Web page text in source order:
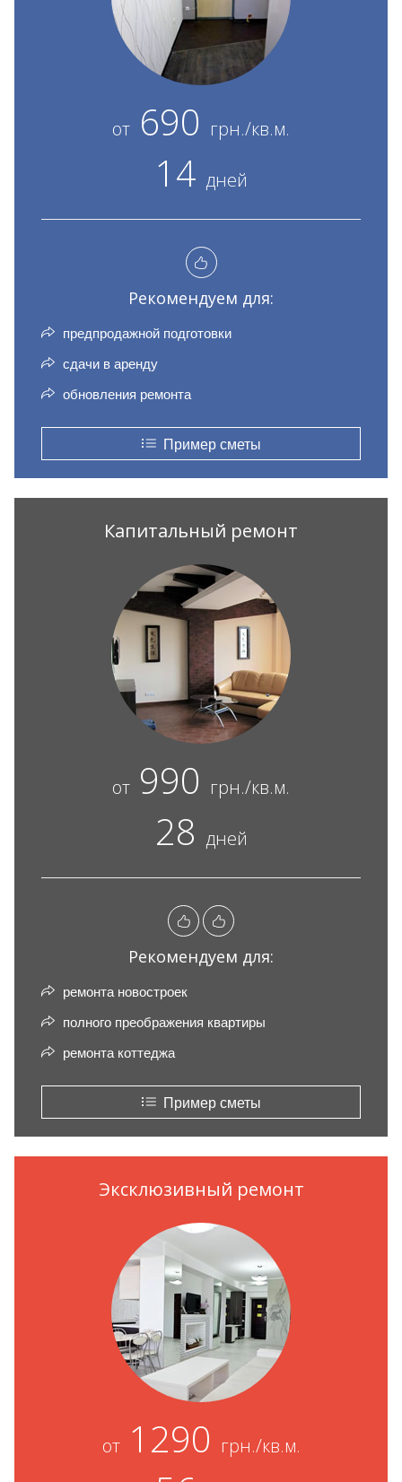
от 690 грн./кв.м.
14 дней
Рекомендуем для:
предпродажной подготовки
сдачи в аренду
обновления ремонта
Пример сметы
Капитальный ремонт
от 990 грн./кв.м.
28 дней
Рекомендуем для:
ремонта новостроек
полного преображения квартиры
ремонта коттеджа
Пример сметы
Эксклюзивный ремонт
от1290 грн./кв.м.